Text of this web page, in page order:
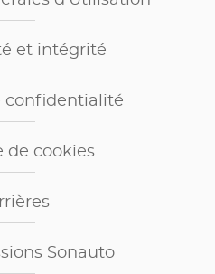
et intégrité
confidentialité
de cookies
Sonauto